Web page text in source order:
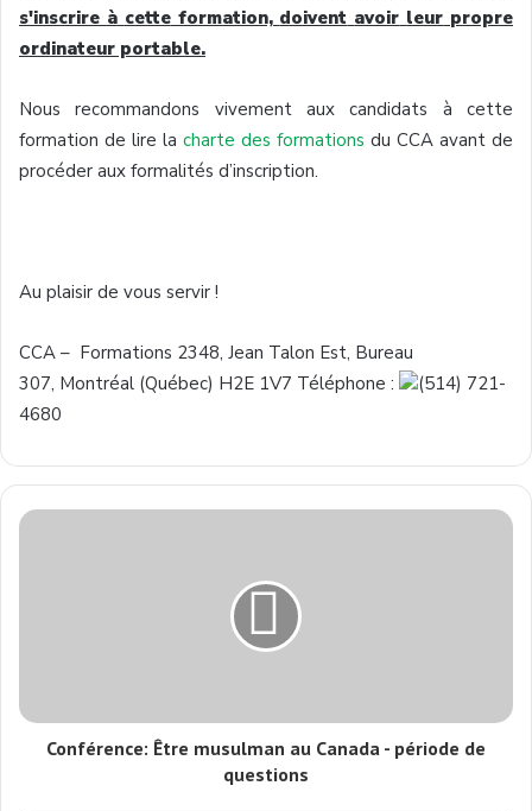
s'inscrire à cetteformation, doivent avoir leur propre
ordinateur portable.
Nous recommandons vivement auxcandidats à
cette
formation de lire la charte des formations du CCA avant de
procéder aux formalités d’inscription.
Au plaisir de vous servir !
CCA – Formations 2348, Jean Talon Est, Bureau
307, Montréal (Québec) H2E 1V7 Téléphone :
(514) 721-
4680
Conférence: Être musulman au Canada - période de
questions